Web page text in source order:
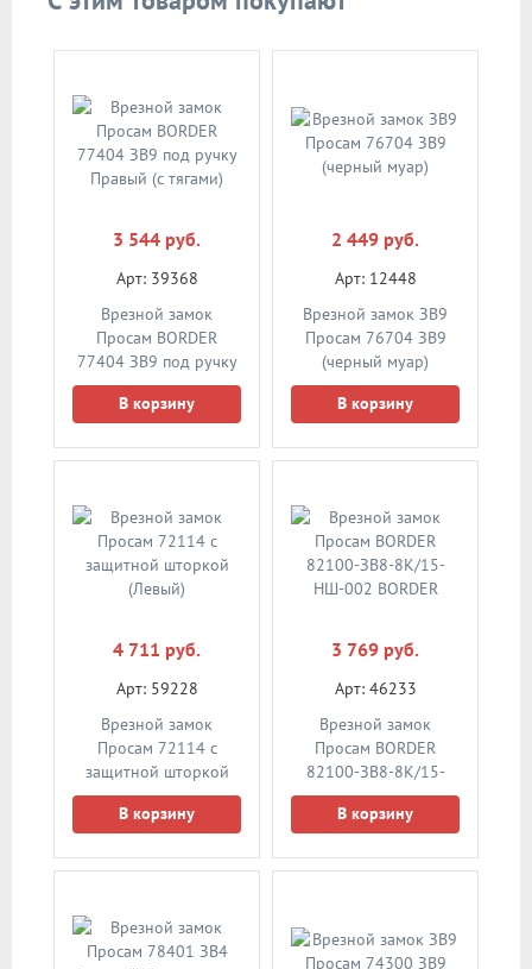
3 544 руб.
Арт: 39368
Врезной замок
Просам BORDER
77404 ЗВ9 под ручку
Правый (с тягами)
В корзину
2 449 руб.
Арт: 12448
Врезной замок ЗВ9
Просам 76704 ЗВ9
(черный муар)
В корзину
4 711 руб.
Арт: 59228
Врезной замок
Просам 72114 с
защитной шторкой
(Левый)
В корзину
3 769 руб.
Арт: 46233
Врезной замок
Просам BORDER
82100-ЗВ8-8К/15-
НШ-002 BORDER
В корзину